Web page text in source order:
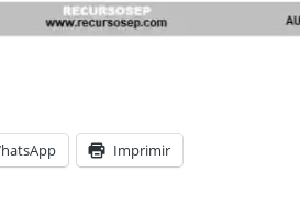
Imprimir